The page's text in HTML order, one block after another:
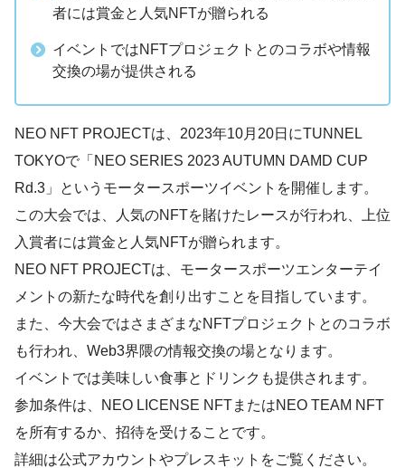
者には賞金と人気NFTが贈られる
イベントではNFTプロジェクトとのコラボや情報
交換の場が提供される
NEO NFT PROJECTは、2023年10月20日にTUNNEL
TOKYOで「NEO SERIES 2023 AUTUMN DAMD CUP
Rd.3」というモータースポーツイベントを開催します。
この大会では、人気のNFTを賭けたレースが行われ、上位
入賞者には賞金と人気NFTが贈られます。
NEO NFT PROJECTは、モータースポーツエンターテイ
メントの新たな時代を創り出すことを目指しています。
また、今大会ではさまざまなNFTプロジェクトとのコラボ
も行われ、Web3界隈の情報交換の場となります。
イベントでは美味しい食事とドリンクも提供されます。
参加条件は、NEO LICENSE NFTまたはNEO TEAM NFT
を所有するか、招待を受けることです。
詳細は公式アカウントやプレスキットをご覧ください。